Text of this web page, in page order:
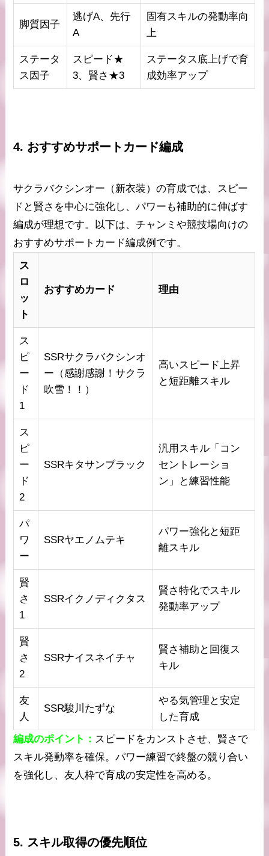
脚質因子
逃げA、先行
A
固有スキルの発動率向
上
ステータ
ス因子
スピード★
3、賢さ★3
ステータス底上げで育
成効率アップ
4. おすすめサポートカード編成
サクラバクシンオー（新衣装）の育成では、スピー
ドと賢さを中心に強化し、パワーも補助的に伸ばす
編成が理想です。以下は、チャンミや競技場向けの
おすすめサポートカード編成例です。
ス
ロ
ッ
ト
おすすめカード 理由
ス
ピ
ー
ド
1
SSRサクラバクシンオ
ー（感謝感謝！サクラ
吹雪！！）
高いスピード上昇
と短距離スキル
ス
ピ
ー
ド
2
SSRキタサンブラック
汎用スキル「コン
セントレーショ
ン」と練習性能
パ
ワ
ー
SSRヤエノムテキ
パワー強化と短距
離スキル
賢
さ
1
SSRイクノディクタス
賢さ特化でスキル
発動率アップ
賢
さ
2
SSRナイスネイチャ
賢さ補助と回復ス
キル
友
人
SSR駿川たずな
やる気管理と安定
した育成
編成のポイント： スピードをカンストさせ、賢さで
スキル発動率を確保。パワー練習で終盤の競り合い
を強化し、友人枠で育成の安定性を高める。
5. スキル取得の優先順位